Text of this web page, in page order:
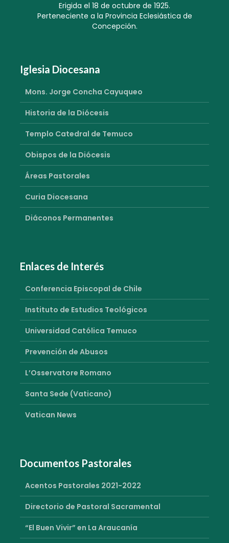
Erigida el 18 de octubre de 1925.
Perteneciente a la Provincia Eclesiástica de
Concepción.
Iglesia Diocesana
Mons. Jorge Concha Cayuqueo
Historia de la Diócesis
Templo Catedral de Temuco
Obispos de la Diócesis
Áreas Pastorales
Curia Diocesana
Diáconos Permanentes
Enlaces de Interés
Conferencia Episcopal de Chile
Instituto de Estudios Teológicos
Universidad Católica Temuco
Prevención de Abusos
L’Osservatore Romano
Santa Sede (Vaticano)
Vatican News
Documentos Pastorales
Acentos Pastorales 2021-2022
Directorio de Pastoral Sacramental
“El Buen Vivir” en La Araucanía